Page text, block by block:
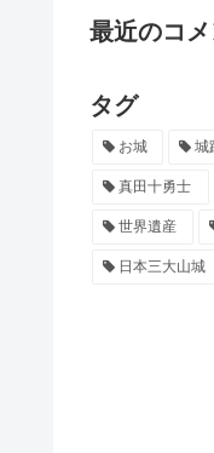
最近のコメ
タグ
お城 城
真田十勇士
世界遺産
日本三大山城